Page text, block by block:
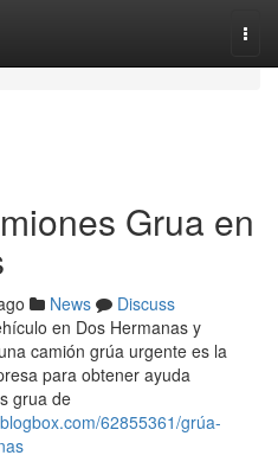
Grua en
News
Discuss
en Dos Hermanas y
camión grúa urgente es la
para obtener ayuda
grua de
62855361/grúa-